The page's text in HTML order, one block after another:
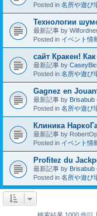
Posted in 名所や遊び
Технологии
最新記事 by
Posted in イベント情
сайт Кракен! Как
最新記事 by
Posted in 名所や遊び
Gagnez en
最新記事 by Brisabub
Posted in 名所や遊び
Клиника
最新記事 by
Posted in イベント情
Profitez du
最新記事 by Brisabub
Posted in 名所や遊び
検索結果 1000 件以